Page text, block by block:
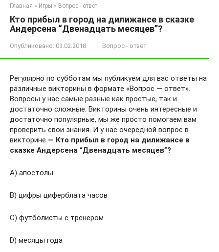
Главная » Игры » Вопрос - ответ
Кто прибыл в город на дилижансе в сказке
Андерсена “Двенадцать месяцев”?
Опубликовано: 03.02.2018 Вопрос - ответ
Регулярно по субботам мы публикуем для вас ответы на
различные викторины в формате «Вопрос — ответ».
Вопросы у нас самые разные как простые, так и
достаточно сложные. Викторины очень интересные и
достаточно популярные, мы же просто помогаем вам
проверить свои знания. И у нас очередной вопрос в
викторине — Кто прибыл в город на дилижансе в
сказке Андерсена “Двенадцать месяцев”?
А) апостолы
В) цифры циферблата часов
С) футболисты с тренером
D) месяцы года